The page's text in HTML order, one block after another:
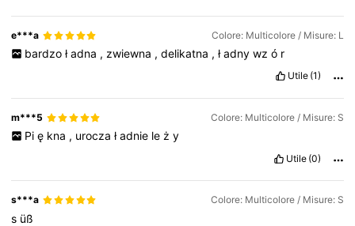
e***a Colore: Multicolore / Misure: L
bardzo ładna , zwiewna , delikatna , ładny wz ó r
Utile (1)
m***5 Colore: Multicolore / Misure: S
Pi ę kna , urocza ładnie le ż y
Utile (0)
s***a Colore: Multicolore / Misure: S
s üß